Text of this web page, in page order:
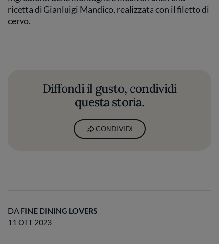
ricetta di Gianluigi Mandico, realizzata con il filetto di
cervo.
Diffondi il gusto, condividi
questa storia.
CONDIVIDI
DA FINE DINING LOVERS
11 OTT 2023